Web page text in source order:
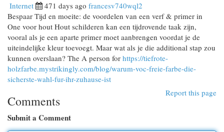
Internet 471 days ago francesv740wql2
Bespaar Tijd en moeite: de voordelen van een verf & primer in
One voor hout Hout schilderen kan een tijdrovende taak zijn,
vooral als je een aparte primer moet aanbrengen voordat je de
uiteindelijke kleur toevoegt. Maar wat als je die additional stap zou
kunnen overslaan? The A person for https://tiefrote-
holzfarbe.mystrikingly.com/blog/warum-voc-freie-farbe-die-
sicherste-wahl-fur-ihr-zuhause-ist
Report this page
Comments
Submit a Comment